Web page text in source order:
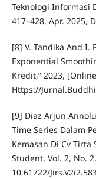
Teknologi Informasi
417–428, Apr. 2025,
[8] V. Tandika And I.
Exponential
Kredit,” 2023,
Https://
[9] Diaz Arjun
Time Series Dalam
Kemasan Di Cv Tirta
Student, Vol. 2, No.
10.61722/